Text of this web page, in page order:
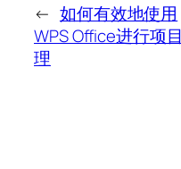
← 如何有效地使用
WPS Office进行项
理